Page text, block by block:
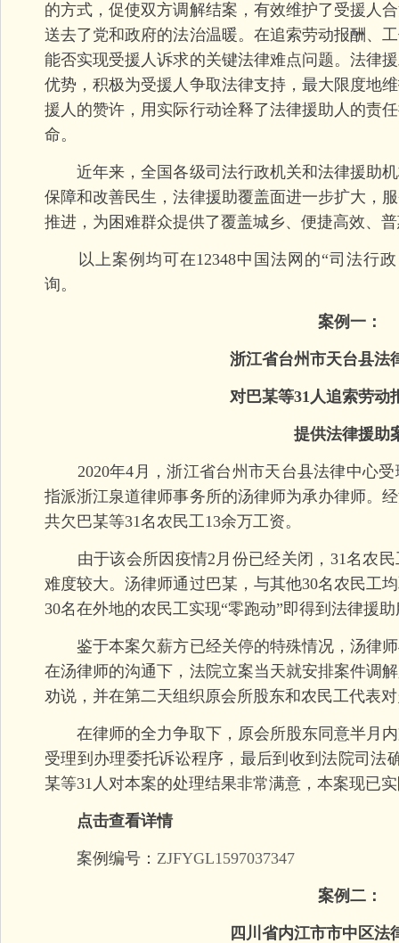
的方式，促使双方调解结案，有效维护了受援人
送去了党和政府的法治温暖。在追索劳动报酬、
能否实现受援人诉求的关键法律难点问题。法律
优势，积极为受援人争取法律支持，最大限度地
援人的赞许，用实际行动诠释了法律援助人的责
命。
近年来，全国各级司法行政机关和法律援助机
保障和改善民生，法律援助覆盖面进一步扩大，
推进，为困难群众提供了覆盖城乡、便捷高效、
以上案例均可在12348中国法网的“司法行政
询。
案例一：
浙江省台州市天台县法
对巴某等31人追索劳动
提供法律援助
2020年4月，浙江省台州市天台县法律中心受
指派浙江泉道律师事务所的汤律师为承办律师。
共欠巴某等31名农民工13余万工资。
由于该会所因疫情2月份已经关闭，31名农民
难度较大。汤律师通过巴某，与其他30名农民工
30名在外地的农民工实现“零跑动”即得到法律援
鉴于本案欠薪方已经关停的特殊情况，汤律师
在汤律师的沟通下，法院立案当天就安排案件调
劝说，并在第二天组织原会所股东和农民工代表
在律师的全力争取下，原会所股东同意半月内
受理到办理委托诉讼程序，最后到收到法院司法
某等31人对本案的处理结果非常满意，本案现已
点击查看详情
案例编号： ZJFYGL1597037347
案例二：
四川省内江市市中区法